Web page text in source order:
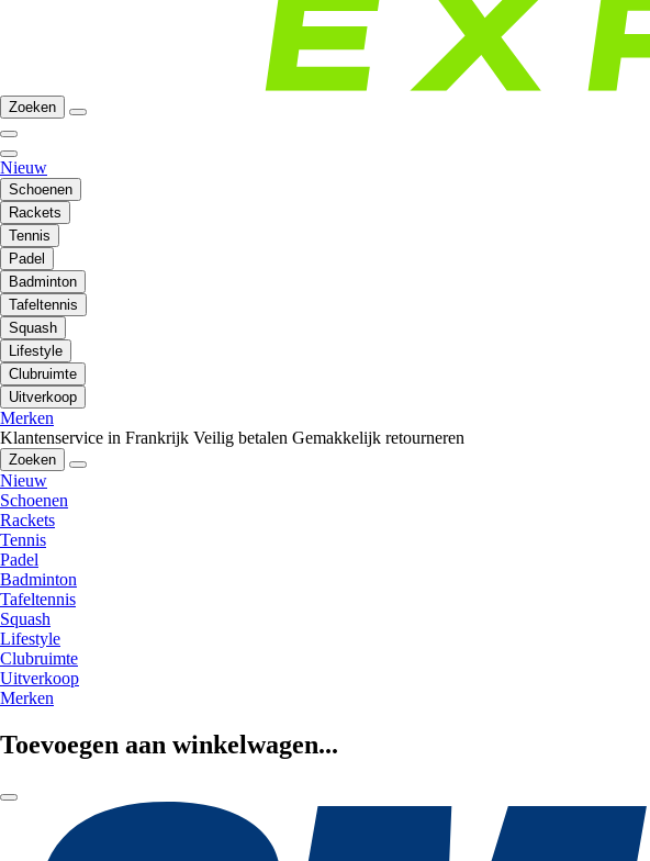
Zoeken
Nieuw
Schoenen
Rackets
Tennis
Padel
Badminton
Tafeltennis
Squash
Lifestyle
Clubruimte
Uitverkoop
Merken
Klantenservice in Frankrijk Veilig betalen Gemakkelijk retourneren
Zoeken
Nieuw
Schoenen
Rackets
Tennis
Padel
Badminton
Tafeltennis
Squash
Lifestyle
Clubruimte
Uitverkoop
Merken
Toevoegen aan winkelwagen...